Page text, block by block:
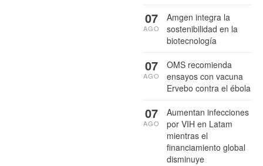
Amgen integra la
sostenibilidad en la
biotecnología
07
AGO
OMS recomienda
ensayos con vacuna
Ervebo contra el ébola
07
AGO
Aumentan infecciones
por VIH en Latam
mientras el
financiamiento global
disminuye
07
AGO